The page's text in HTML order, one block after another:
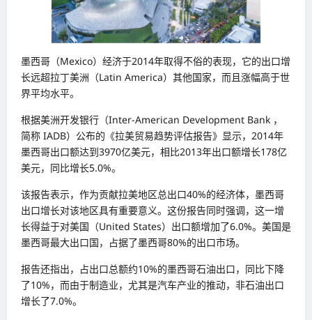
墨西哥（Mexico）经济于2014年取得不俗的表现，它的出口增
长远超拉丁美洲（Latin America）其他国家，而且涨幅高于世
界平均水平。
根据美洲开发银行（Inter-American Development Bank ，
简称 IADB）公布的《拉美贸易趋势评估报告》显示，2014年
墨西哥出口额达到3970亿美元，相比2013年出口额增长178亿
美元，同比增长5.0%。
该报告表示，作为贡献拉美地区总出口40%的经济体，墨西哥
出口增长对该地区具有重要意义。这份报告同时强调，这一增
长得益于对美国（United States）出口额增加了6.0%。美国是
墨西哥最大出口国，占据了墨西哥80%的出口市场。
报告还指出，占出口总额约10%的墨西哥石油出口，同比下降
了10%，而由于制造业，尤其是汽车产业的推动，非石油出口
增长了7.0%。